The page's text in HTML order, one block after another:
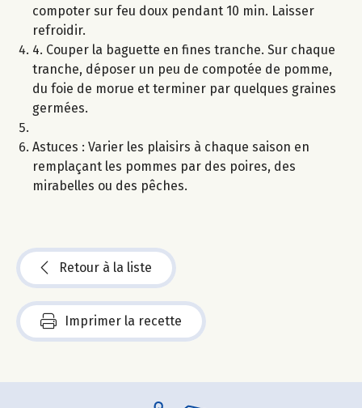
compoter sur feu doux pendant 10 min. Laisser
refroidir.
4. Couper la baguette en fines tranche. Sur chaque
tranche, déposer un peu de compotée de pomme,
du foie de morue et terminer par quelques graines
germées.
Astuces : Varier les plaisirs à chaque saison en
remplaçant les pommes par des poires, des
mirabelles ou des pêches.
Retour à la liste
Imprimer la recette